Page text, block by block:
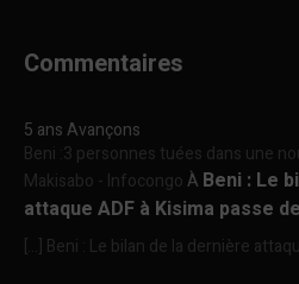
Commentaires
5 ans Avançons
Beni :3 personnes tuées dans une
Makisabo - InfocongoÀ Beni : Le
attaque ADF à Kisima passe
[…] Beni : Le bilan de la dernière